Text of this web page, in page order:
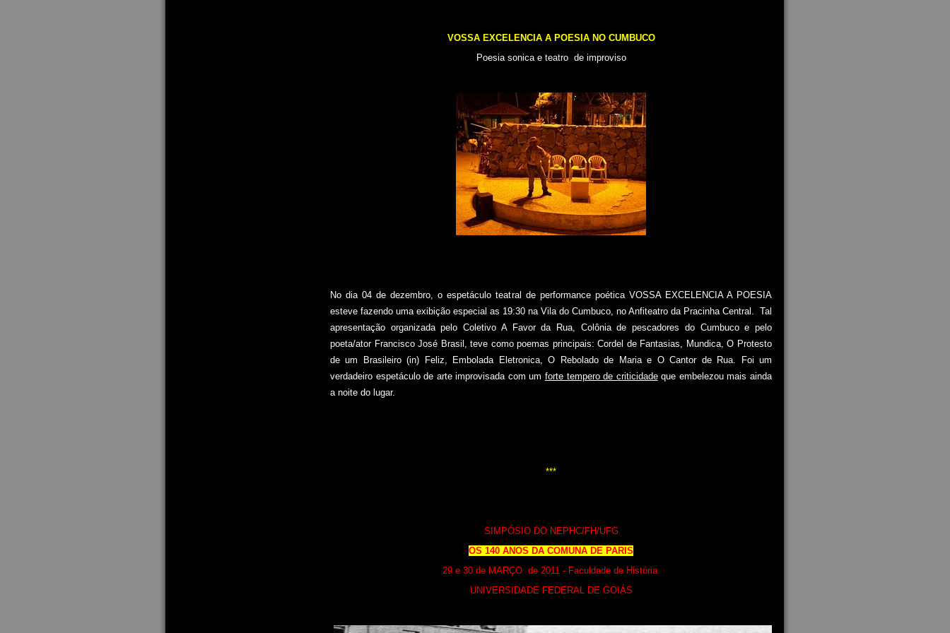
VOSSA EXCELENCIA A POESIA NO CUMBUCO
Poesia sonica e teatro de improviso
No dia 04 de dezembro, o espetáculo teatral de performance poética VOSSA EXCELENCIA A POESIA
esteve fazendo uma exibição especial as 19:30 na Vila do Cumbuco, no Anfiteatro da Pracinha Central. Tal
apresentação organizada pelo Coletivo A Favor da Rua, Colônia de pescadores do Cumbuco e pelo
poeta/ator Francisco José Brasil, teve como poemas principais: Cordel de Fantasias, Mundica, O Protesto
de um Brasileiro (in) Feliz, Embolada Eletronica, O Rebolado de Maria e O Cantor de Rua. Foi um
verdadeiro espetáculo de arte improvisada com um forte tempero de criticidadeque embelezou mais ainda
a noite do lugar.
***
SIMPÓSIO DO NEPHC/FH/UFG
OS 140 ANOS DA COMUNA DE PARIS
29 e 30 de MARÇO de 2011 - Faculdade de História.
UNIVERSIDADE FEDERAL DE GOIÁS